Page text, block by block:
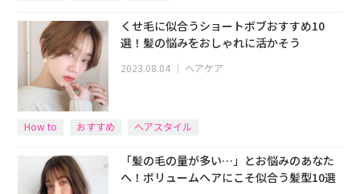
くせ毛に似合うショートボブおすすめ10
選！髪の悩みをおしゃれに活かそう
2023.08.04 ｜ ヘアケア
How to おすすめ ヘアスタイル
「髪の毛の量が多い…」とお悩みのあなた
へ！ボリュームヘアにこそ似合う髪型10選